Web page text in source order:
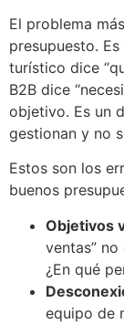
El problema
presupuesto.
turístico dice
B2B dice
objetivo. Es un
gestionan y no
Estos son los
buenos
Objetivos
ventas” no
¿En qué
equipo de